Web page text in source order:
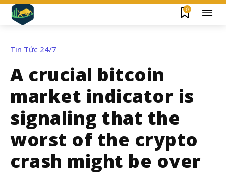
0
Tin Tức 24/7
A crucial bitcoin
market indicator is
signaling that the
worst of the crypto
crash might be over